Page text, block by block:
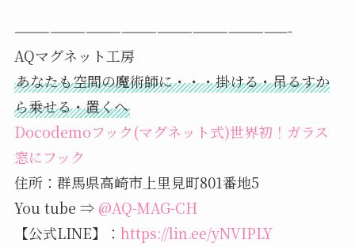
———————————————————————-
AQマグネット工房
あなたも空間の魔術師に・・・掛ける・吊るすか
ら乗せる・置くへ
Docodemoフック(マグネット式)世界初！ガラス
窓にフック
住所：群馬県高崎市上里見町801番地5
You tube ⇒ @AQ-MAG-CH
【公式LINE】： https://lin.ee/yNVIPLY